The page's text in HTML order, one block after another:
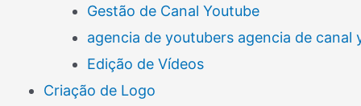
Gestão de Canal Youtube
agencia de youtubers agencia de canal
Edição de Vídeos
Criação de Logo